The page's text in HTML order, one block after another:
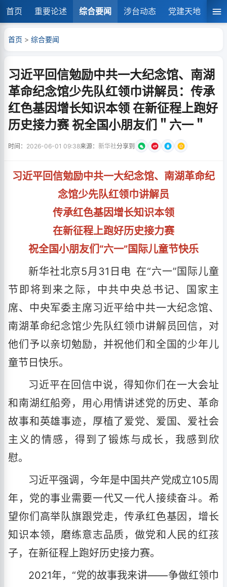
首页 重要论述 综合要闻 涉台动态 党建天地 湘
首页 > 综合要闻
习近平回信勉励中共一大纪念馆、南湖
革命纪念馆少先队红领巾讲解员：传承
红色基因增长知识本领 在新征程上跑好
历史接力赛 祝全国小朋友们＂六一＂
时间： 2026-06-01 09:38来源： 新华社分享到
习近平回信勉励中共一大纪念馆、南湖革命纪
念馆少先队红领巾讲解员
传承红色基因增长知识本领
在新征程上跑好历史接力赛
祝全国小朋友们“六一”国际儿童节快乐
新华社北京5月31日电 在“六一”国际儿童
节即将到来之际，中共中央总书记、国家主
席、中央军委主席习近平给中共一大纪念馆、
南湖革命纪念馆少先队红领巾讲解员回信，对
他们予以亲切勉励，并祝他们和全国的少年儿
童节日快乐。
习近平在回信中说，得知你们在一大会址
和南湖红船旁，用心用情讲述党的历史、革命
故事和英雄事迹，厚植了爱党、爱国、爱社会
主义的情感，得到了锻炼与成长，我感到欣
慰。
习近平强调，今年是中国共产党成立105周
年，党的事业需要一代又一代人接续奋斗。希
望你们高举队旗跟党走，传承红色基因，增长
知识本领，磨练意志品质，做党和人民的红孩
子，在新征程上跑好历史接力赛。
2021年，“党的故事我来讲——争做红领巾